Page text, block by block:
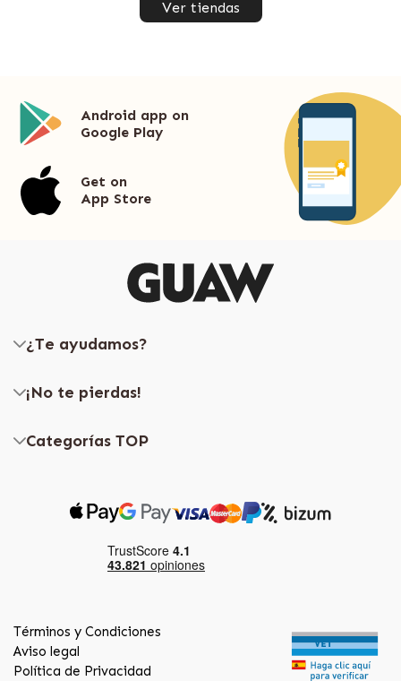
Ver tiendas
Android app on
Google Play
Get on
App Store
¿Te ayudamos?
¡No te pierdas!
Categorías TOP
Términos y Condiciones
Aviso legal
Política de Privacidad